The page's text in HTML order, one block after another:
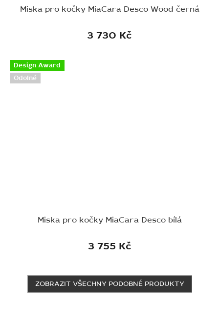
Miska pro kočky MiaCara Desco Wood černá
3 730 Kč
Design Award
Odolné
Miska pro kočky MiaCara Desco bílá
3 755 Kč
ZOBRAZIT VŠECHNY PODOBNÉ PRODUKTY